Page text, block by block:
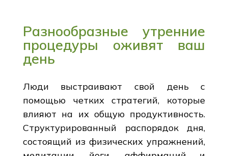
Разнообразные утренние
процедуры оживят ваш
день
Люди выстраивают свой день с
помощью четких стратегий, которые
влияют на их общую продуктивность.
Структурированный распорядок дня,
состоящий из физических упражнений,